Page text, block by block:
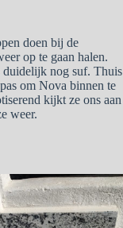
doen bij de
op te gaan halen.
duidelijk nog suf. Thuis
om Nova binnen te
kijkt ze ons aan
weer.